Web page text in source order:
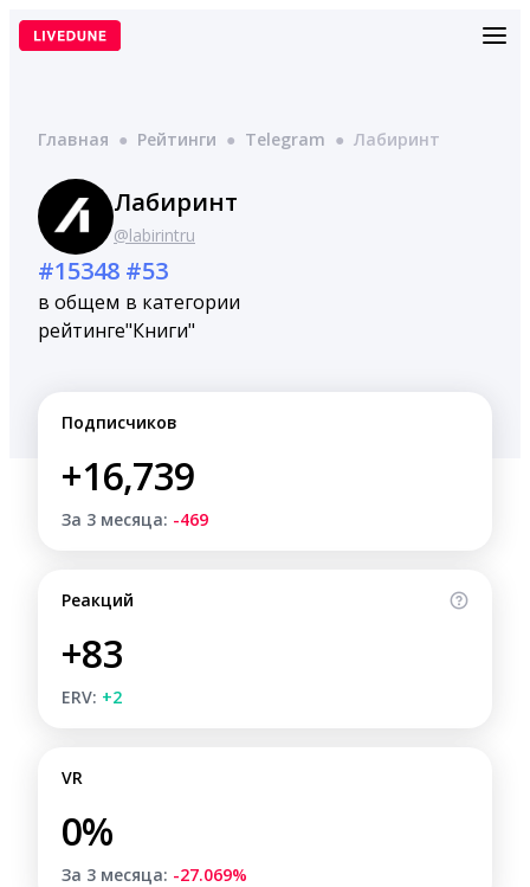
Перейти
Главная ● Рейтинги ● Telegram ● Лабиринт
Лабиринт
@labirintru
#15348
в общем
рейтинге
#53
в категории
"Книги"
Подписчиков
+16,739
За 3 месяца: -469
Реакций
+83
ERV: +2
VR
0%
За 3 месяца: -27.069%